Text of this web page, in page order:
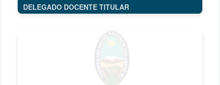
DELEGADO DOCENTE TITULAR